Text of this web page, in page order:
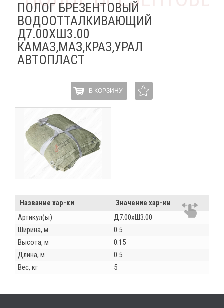
ПОЛОГ БРЕЗЕНТОВЫЙ
ВОДООТТАЛКИВАЮЩИЙ
Д7.00ХШ3.00
КАМАЗ,МАЗ,КРАЗ,УРАЛ
АВТОПЛАСТ
В КОРЗИНУ
Название хар-ки
Значение хар-ки
Артикул(ы)
Д7.00хШ3.00
Ширина, м
0.5
Высота, м
0.15
Длина, м
0.5
Вес, кг
5